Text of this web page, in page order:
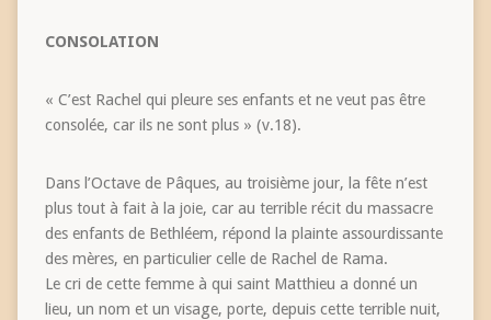
CONSOLATION
« C’est Rachel qui pleure ses enfants et ne veut pas être
consolée, car ils ne sont plus » (v.18).
Dans l’Octave de Pâques, au troisième jour, la fête n’est
plus tout à fait à la joie, car au terrible récit du massacre
des enfants de Bethléem, répond la plainte assourdissante
des mères, en particulier celle de Rachel de Rama.
Le cri de cette femme à qui saint Matthieu a donné un
lieu, un nom et un visage, porte, depuis cette terrible nuit,